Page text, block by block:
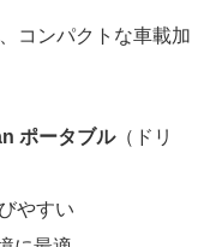
コンパクトな車載加
ポータブル（ドリ
やすい